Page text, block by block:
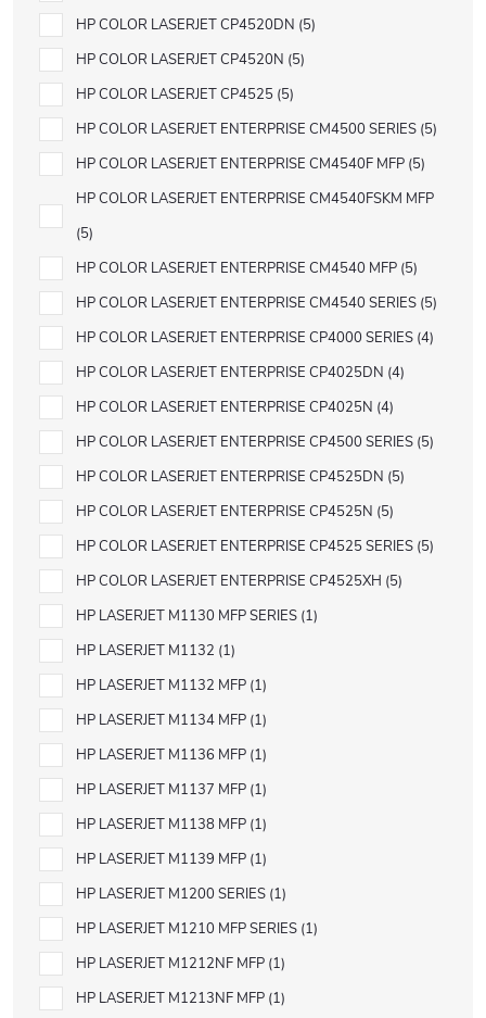
HP COLOR LASERJET CP4520DN 5
HP COLOR LASERJET CP4520N 5
HP COLOR LASERJET CP4525 5
HP COLOR LASERJET ENTERPRISE CM4500 SERIES 5
HP COLOR LASERJET ENTERPRISE CM4540F MFP 5
HP COLOR LASERJET ENTERPRISE CM4540FSKM MFP
5
HP COLOR LASERJET ENTERPRISE CM4540 MFP 5
HP COLOR LASERJET ENTERPRISE CM4540 SERIES 5
HP COLOR LASERJET ENTERPRISE CP4000 SERIES 4
HP COLOR LASERJET ENTERPRISE CP4025DN 4
HP COLOR LASERJET ENTERPRISE CP4025N 4
HP COLOR LASERJET ENTERPRISE CP4500 SERIES 5
HP COLOR LASERJET ENTERPRISE CP4525DN 5
HP COLOR LASERJET ENTERPRISE CP4525N 5
HP COLOR LASERJET ENTERPRISE CP4525 SERIES 5
HP COLOR LASERJET ENTERPRISE CP4525XH 5
HP LASERJET M1130 MFP SERIES 1
HP LASERJET M1132 1
HP LASERJET M1132 MFP 1
HP LASERJET M1134 MFP 1
HP LASERJET M1136 MFP 1
HP LASERJET M1137 MFP 1
HP LASERJET M1138 MFP 1
HP LASERJET M1139 MFP 1
HP LASERJET M1200 SERIES 1
HP LASERJET M1210 MFP SERIES 1
HP LASERJET M1212NF MFP 1
HP LASERJET M1213NF MFP 1